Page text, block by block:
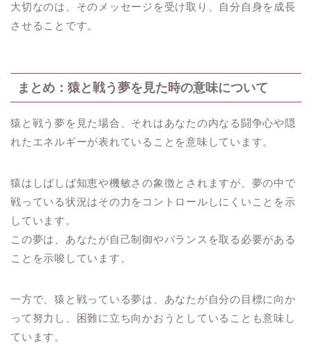
大切なのは、そのメッセージを受け取り、自分自身を成長
させることです。
まとめ：猿と戦う夢を見た時の意味について
猿と戦う夢を見た場合、それはあなたの内なる闘争心や隠
れたエネルギーが表れていることを意味しています。
猿はしばしば知恵や機敏さの象徴とされますが、夢の中で
戦っている状況はその力をコントロールしにくいことを示
しています。
この夢は、あなたが自己制御やバランスを取る必要がある
ことを示唆しています。
一方で、猿と戦っている夢は、あなたが自分の目標に向か
って努力し、困難に立ち向かおうとしていることも意味し
ています。